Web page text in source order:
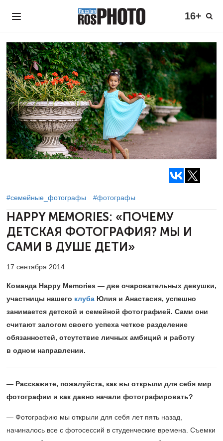
16+
#семейные_фотографы #фотографы
HAPPY MEMORIES: «ПОЧЕМУ
ДЕТСКАЯ ФОТОГРАФИЯ? МЫ И
САМИ В ДУШЕ ДЕТИ»
17 сентября 2014
Команда Happy Memories — две очаровательных девушки,
участницы нашего клуба Юлия и Анастасия, успешно
занимается детской и семейной фотографией. Сами они
считают залогом своего успеха четкое разделение
обязанностей, отсутствие личных амбиций и работу
в одном направлении.
— Расскажите, пожалуйста, как вы открыли для себя мир
фотографии и как давно начали фотографировать?
— Фотографию мы открыли для себя лет пять назад,
начиналось все с фотосессий в студенческие времена. Съемки